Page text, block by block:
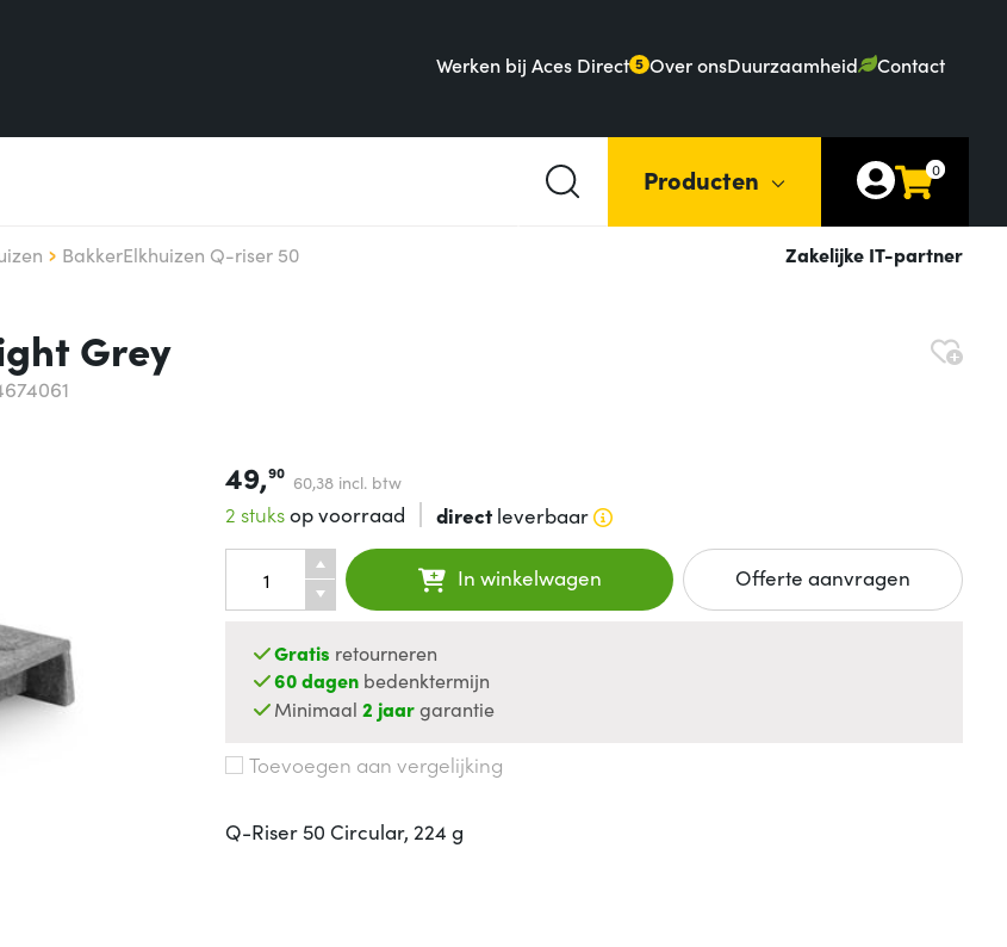
Werken bij Aces Direct 5 Over onsDuurzaamheid Contact
Producten 0
BakkerElkhuizen Q-riser 50 Zakelijke IT-partner
Grey
49,90 60,38 incl. btw
2 stuksop voorraad directleverbaar
In winkelwagen Offerte aanvragen
Gratis retourneren
60 dagen bedenktermijn
Minimaal2 jaargarantie
Toevoegen aan vergelijking
Q-Riser 50 Circular, 224 g